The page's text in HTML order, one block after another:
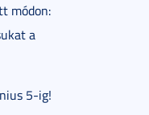
módon:
a
5-ig!